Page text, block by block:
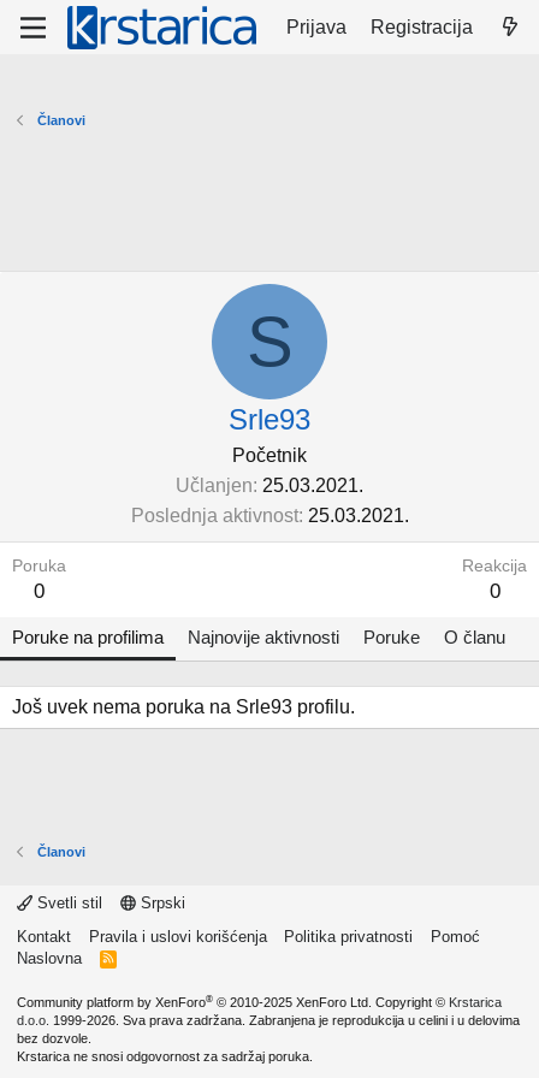
Prijava Registracija
Članovi
S
Srle93
Početnik
Učlanjen 25.03.2021.
Poslednja aktivnost 25.03.2021.
Poruka
0
Reakcija
0
Poruke na profilima Najnovije aktivnosti Poruke O članu
Još uvek nema poruka na Srle93 profilu.
Članovi
Svetli stil
Srpski
Kontakt
Pravila i uslovi korišćenja Politika privatnosti
Pomoć
Naslovna
R
Community platform by XenForo® © 2010-2025 XenForo Ltd. Copyright © Krstarica
d.o.o. 1999-2026. Sva prava zadržana. Zabranjena je reprodukcija u celini i u delovima
bez dozvole.
Krstarica ne snosi odgovornost za sadržaj poruka.